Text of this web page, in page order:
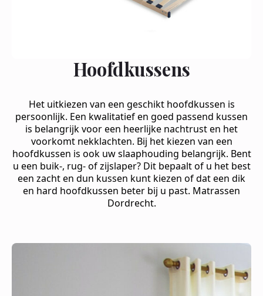
Hoofdkussens
Het uitkiezen van een geschikt hoofdkussen is
persoonlijk. Een kwalitatief en goed passend kussen
is belangrijk voor een heerlijke nachtrust en het
voorkomt nekklachten. Bij het kiezen van een
hoofdkussen is ook uw slaaphouding belangrijk. Bent
u een buik-, rug- of zijslaper? Dit bepaalt of u het best
een zacht en dun kussen kunt kiezen of dat een dik
en hard hoofdkussen beter bij u past. Matrassen
Dordrecht.